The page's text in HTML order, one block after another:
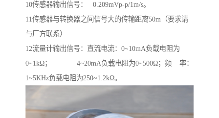
10传感器输出信号： 0.209mVp-p/1m/s。
11传感器与转换器之间信号大的传输距离50m（要求请
与厂方联系）
12流量计输出信号：直流电流：0~10mA负载电阻为
0~1kΩ； 4~20mA负载电阻为0~500Ω；频 率：
1~5KHz负载电阻为250~1.2kΩ。